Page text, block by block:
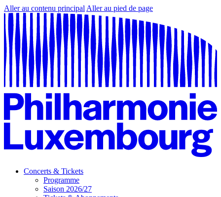
Aller au contenu principal Aller au pied de page
Concerts & Tickets
Programme
Saison 2026/27